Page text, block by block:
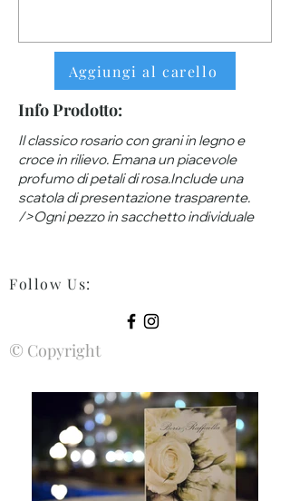
Aggiungi al carello
Info Prodotto:
Il classico rosario con grani in legno e
croce in rilievo. Emana un piacevole
profumo di petali di rosa.Include una
scatola di presentazione trasparente.
/>Ogni pezzo in sacchetto individuale
Follow Us:
© Copyright